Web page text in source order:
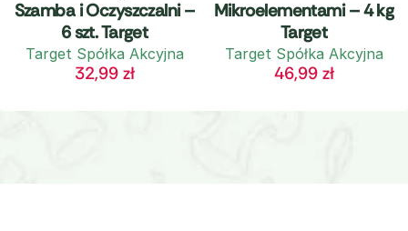
Szamba i Oczyszczalni –
6 szt. Target
Target Spółka Akcyjna
32,99 zł
Mikroelementami – 4 kg
Target
Target Spółka Akcyjna
46,99 zł